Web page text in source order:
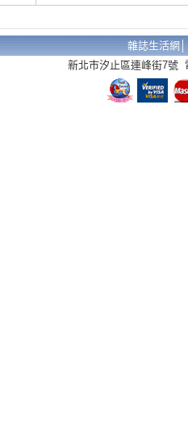
雜誌生活網
新北市汐止區連峰街7號